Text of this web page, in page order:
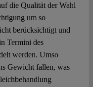
die Qualität der Wahl
um so
berücksichtigt und
Termini des
werden. Umso
Gewicht fallen, was